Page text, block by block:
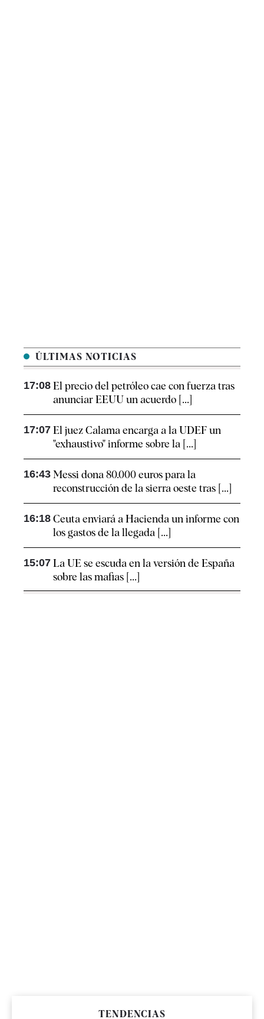
ÚLTIMAS NOTICIAS
17:08 El precio del petróleo cae con fuerza tras
anunciar EEUU un acuerdo [...]
17:07 El juez Calama encarga a la UDEF un
"exhaustivo" informe sobre la [...]
16:43 Messi dona 80.000 euros para la
reconstrucción de la sierra oeste tras [...]
16:18 Ceuta enviará a Hacienda un informe con
los gastos de la llegada [...]
15:07 La UE se escuda en la versión de España
sobre las mafias [...]
TENDENCIAS